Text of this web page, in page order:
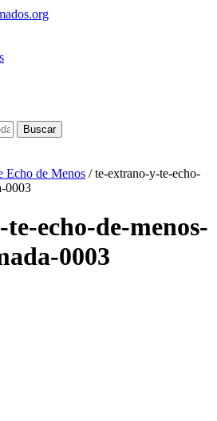
Buscar
Echo de Menos / te-extrano-y-te-echo-
0003
echo-de-menos-
0003